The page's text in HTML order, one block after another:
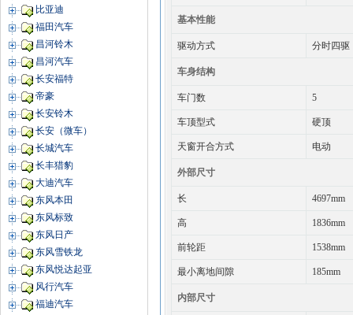
基本性能
驱动方式 分时四驱
车身结构
车门数 5
车顶型式 硬顶
天窗开合方式 电动
外部尺寸
长 4697mm
高 1836mm
前轮距 1538mm
最小离地间隙 185mm
内部尺寸
比亚迪
福田汽车
昌河铃木
昌河汽车
长安福特
帝豪
长安铃木
长安（微车）
长城汽车
长丰猎豹
大迪汽车
东风本田
东风标致
东风日产
东风雪铁龙
东风悦达起亚
风行汽车
福迪汽车